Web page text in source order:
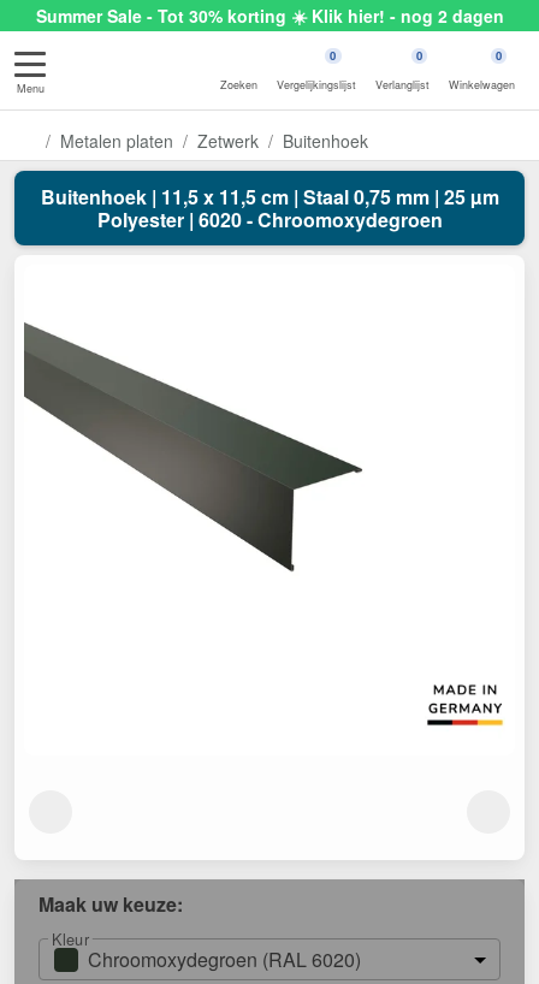
Summer Sale - Tot 30% korting ☀️ Klik hier! - nog 2 dagen
Menu Zoeken
0
Vergelijkingslijst
0
Verlanglijst
0
Winkelwagen
Metalen platen Zetwerk Buitenhoek
Buitenhoek | 11,5 x 11,5 cm | Staal 0,75 mm | 25 µm
Polyester | 6020 - Chroomoxydegroen
Maak uw keuze:
Kleur
Chroomoxydegroen (RAL 6020)